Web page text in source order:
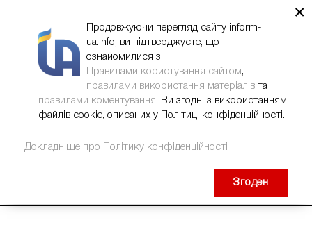
×
Продовжуючи перегляд сайту inform-
ua.info, ви підтверджуєте, що
ознайомилися з
Правилами користування сайтом,
правилами використання матеріалів та
правилами коментування. Ви згодні з використанням
файлів cookie, описаних у Політиці конфіденційності.
Докладніше про Політику конфіденційності
Згоден